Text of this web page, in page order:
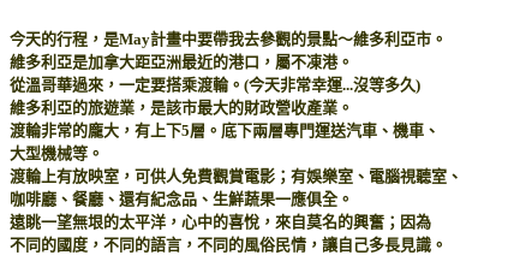
今天的行程，是May計畫中要帶我去參觀的景點～維多利亞市。
維多利亞是加拿大距亞洲最近的港口，屬不凍港。
從溫哥華過來，一定要搭乘渡輪。(今天非常幸運...沒等多久)
維多利亞的旅遊業，是該市最大的財政營收產業。
渡輪非常的龐大，有上下5層。底下兩層專門運送汽車、機車、
大型機械等。
渡輪上有放映室，可供人免費觀賞電影；有娛樂室、電腦視聽室、
咖啡廳、餐廳、還有紀念品、生鮮蔬果一應俱全。
遠眺一望無垠的太平洋，心中的喜悅，來自莫名的興奮；因為
不同的國度，不同的語言，不同的風俗民情，讓自己多長見識。